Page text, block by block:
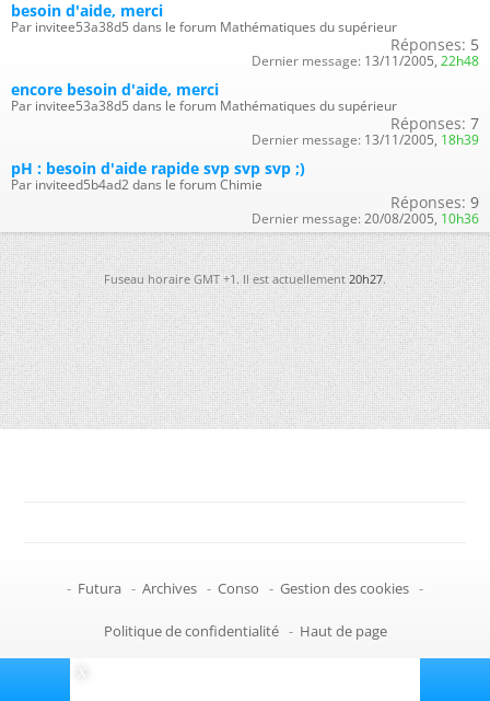
besoin d'aide, merci
Par invitee53a38d5 dans le forum Mathématiques du supérieur
Réponses: 5
Dernier message: 13/11/2005, 22h48
encore besoin d'aide, merci
Par invitee53a38d5 dans le forum Mathématiques du supérieur
Réponses: 7
Dernier message: 13/11/2005, 18h39
pH : besoin d'aide rapide svp svp svp ;)
Par inviteed5b4ad2 dans le forum Chimie
Réponses: 9
Dernier message: 20/08/2005, 10h36
Fuseau horaire GMT +1. Il est actuellement20h27.
- Futura - Archives - Conso - Gestion des cookies -
Politique de confidentialité - Haut de page